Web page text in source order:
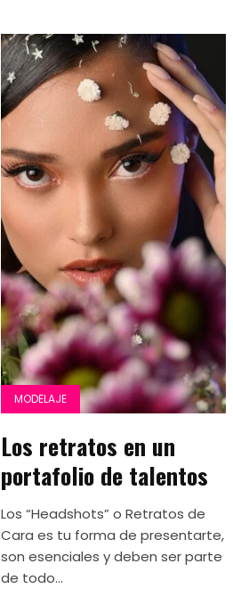
MODELAJE
Los retratos en un
portafolio de talentos
Los “Headshots” o Retratos de
Cara es tu forma de presentarte,
son esenciales y deben ser parte
de todo...